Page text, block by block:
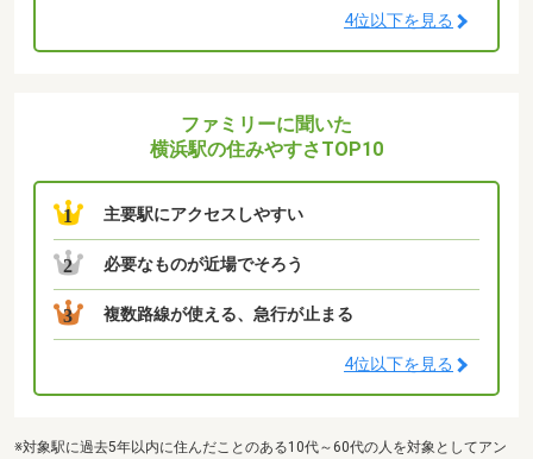
4位以下を見る
ファミリーに聞いた
横浜駅の住みやすさTOP10
1 主要駅にアクセスしやすい
2 必要なものが近場でそろう
3 複数路線が使える、急行が止まる
4位以下を見る
※対象駅に過去5年以内に住んだことのある10代～60代の人を対象としてアン